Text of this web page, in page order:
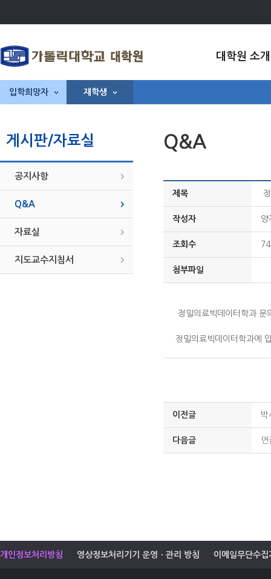
대학원 소개
입학희망자 재학생
게시판/자료실
공지사항
Q&A
자료실
지도교수지침서
Q&A
제목
작성자 양
조회수
첨부파일
정밀의료빅데이터학과 문
정밀의료빅데이터학과에
이전글 박
다음글 면
개인정보처리방침 영상정보처리기기 운영ㆍ관리 방침 이메일무단수집